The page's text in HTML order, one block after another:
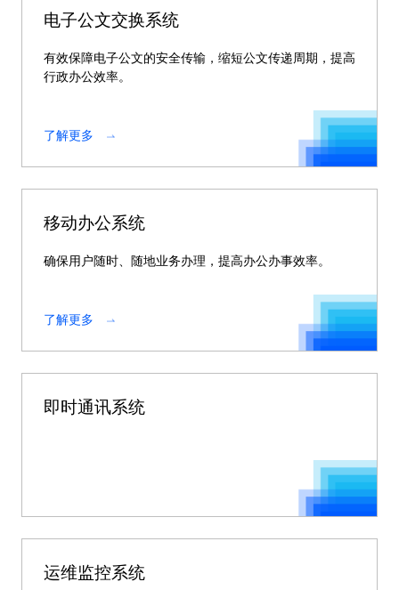
电子公文交换系统
有效保障电子公文的安全传输，缩短公文传递周期，提高
行政办公效率。
了解更多
移动办公系统
确保用户随时、随地业务办理，提高办公办事效率。
了解更多
即时通讯系统
运维监控系统